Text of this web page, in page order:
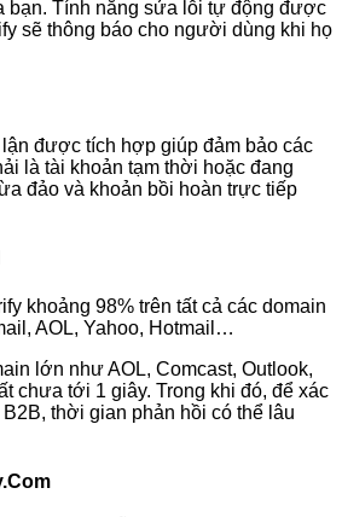
bạn. Tính năng sửa lỗi tự động được
sẽ thông báo cho người dùng khi họ
được tích hợp giúp đảm bảo các
là tài khoản tạm thời hoặc đang
đảo và khoản bồi hoàn trực tiếp
khoảng 98% trên tất cả các domain
AOL, Yahoo, Hotmail…
lớn như AOL, Comcast, Outlook,
chưa tới 1 giây. Trong khi đó, để xác
thời gian phản hồi có thể lâu